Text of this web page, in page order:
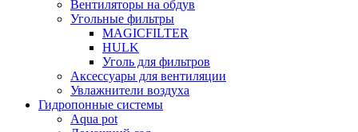
Вентиляторы на обдув
Угольные фильтры
MAGICFILTER
HULK
Уголь для фильтров
Аксессуары для вентиляции
Увлажнители воздуха
Гидропонные системы
Aqua pot